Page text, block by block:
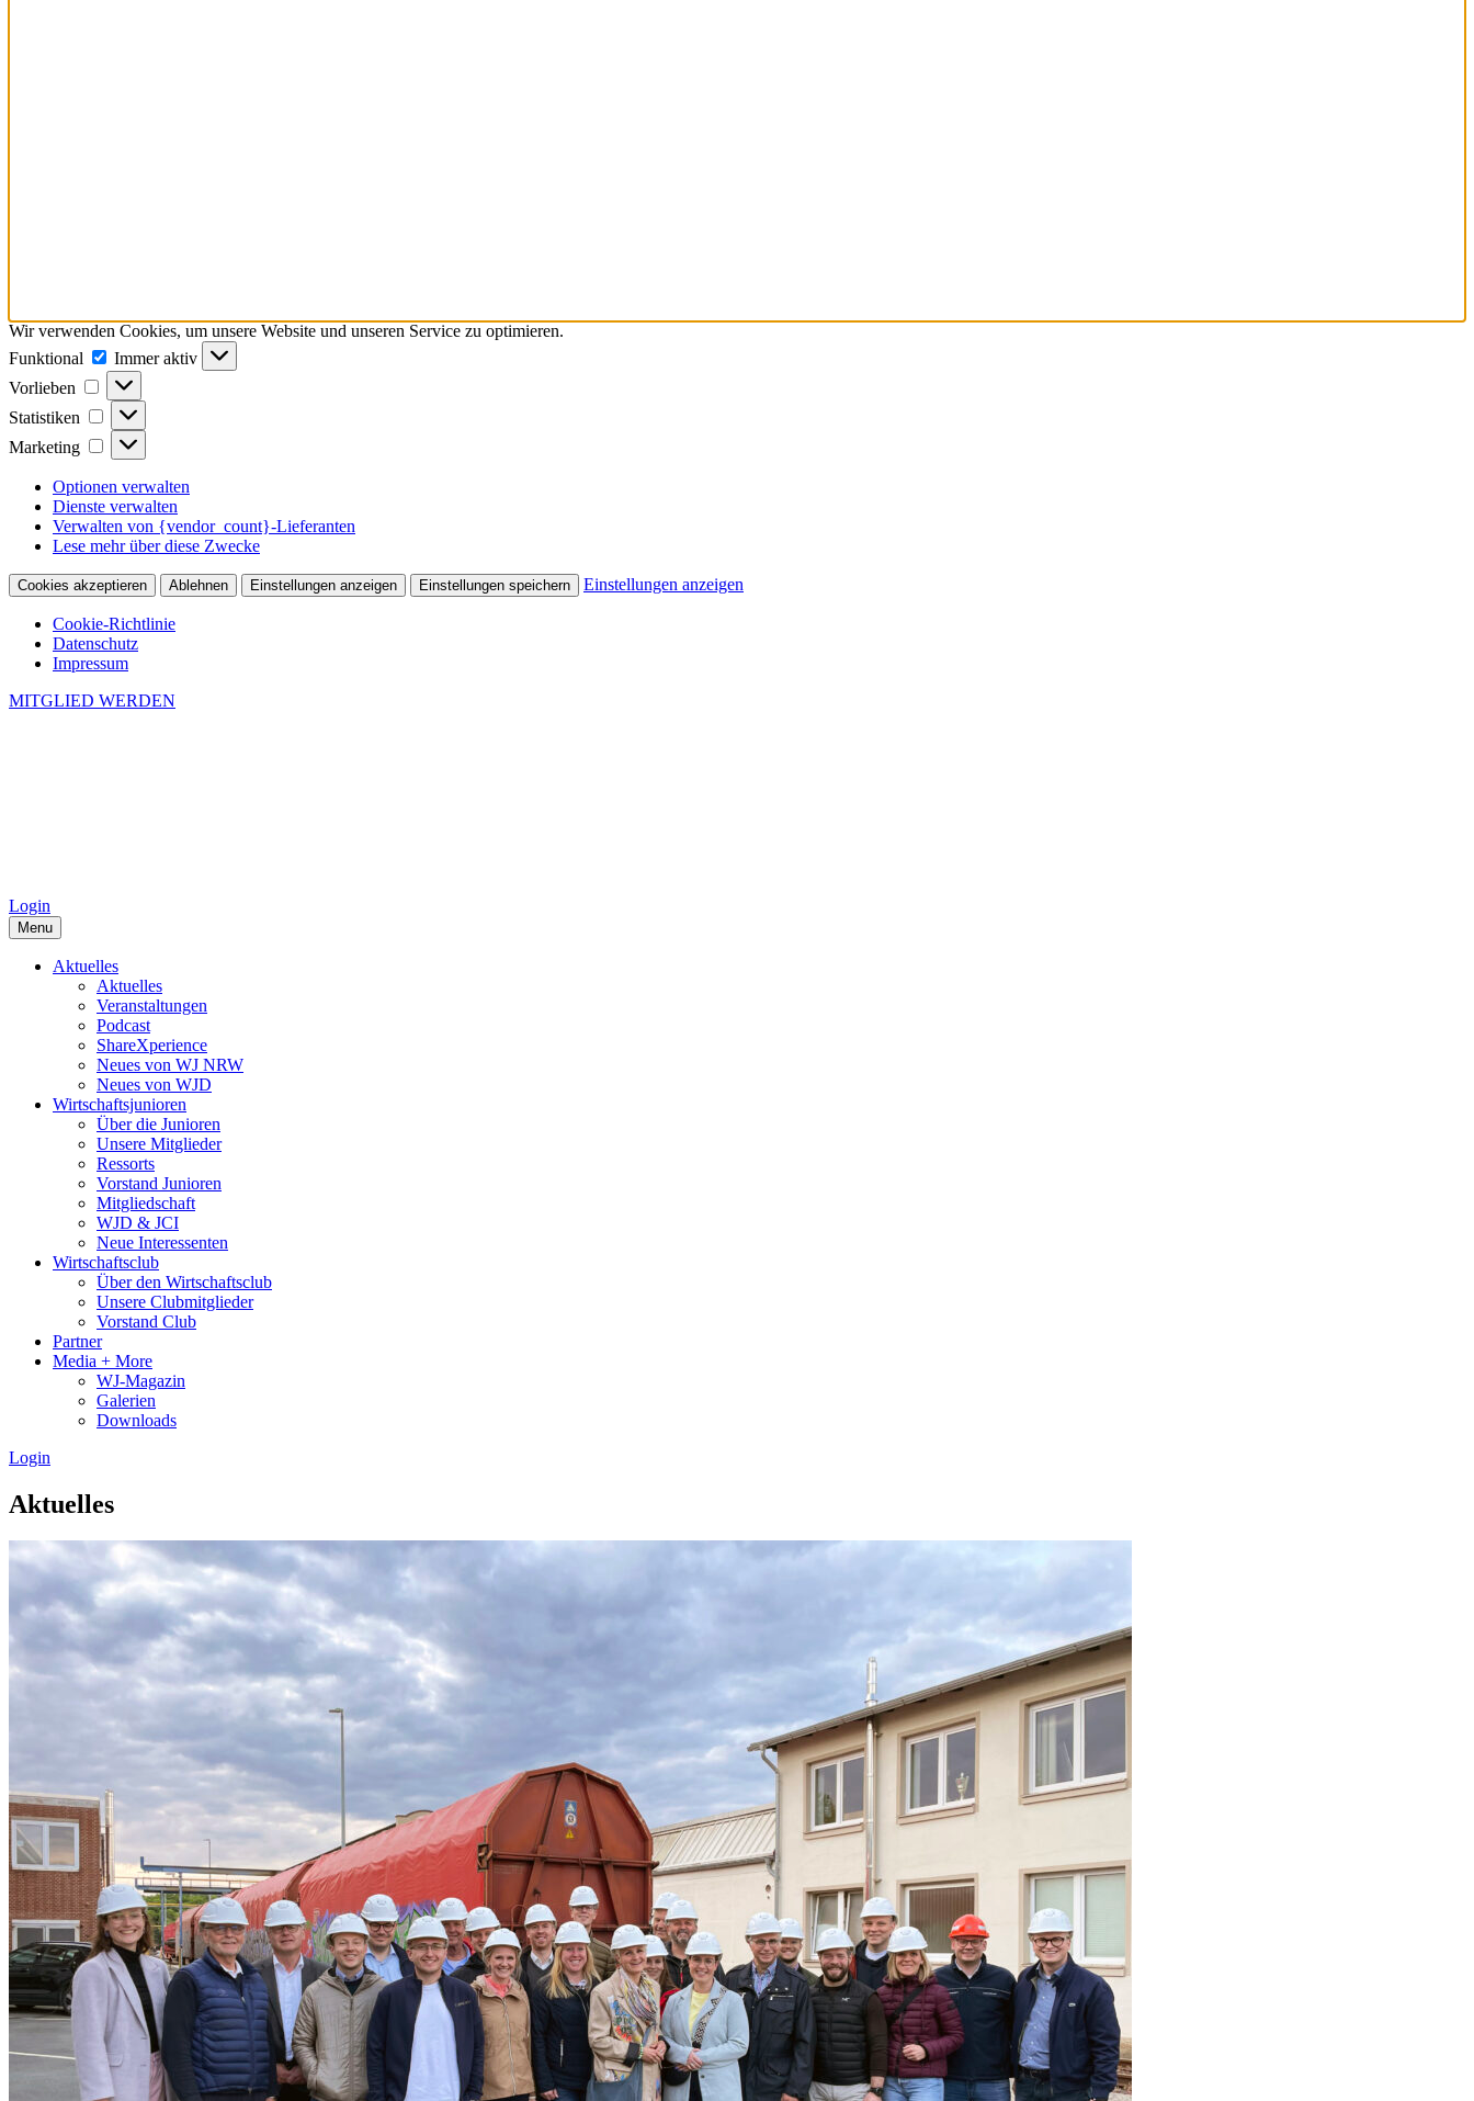
Wir verwenden Cookies, um unsere Website und unseren Service zu optimieren.
Funktional
Funktional
Immer aktiv
Vorlieben
Vorlieben
Statistiken Statistiken
Marketing Marketing
Optionen verwalten
Dienste verwalten
Verwalten von {vendor_count}-Lieferanten
Lese mehr über diese Zwecke
Cookies akzeptieren Ablehnen Einstellungen anzeigen Einstellungen speichern Einstellungen anzeigen
Cookie-Richtlinie
Datenschutz
Impressum
MITGLIED WERDEN
Login
Menu
Aktuelles
Aktuelles
Veranstaltungen
Podcast
ShareXperience
Neues von WJ NRW
Neues von WJD
Wirtschaftsjunioren
Über die Junioren
Unsere Mitglieder
Ressorts
Vorstand Junioren
Mitgliedschaft
WJD & JCI
Neue Interessenten
Wirtschaftsclub
Über den Wirtschaftsclub
Unsere Clubmitglieder
Vorstand Club
Partner
Media + More
WJ-Magazin
Galerien
Downloads
Login
Aktuelles